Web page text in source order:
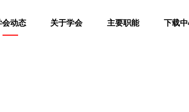
会动态 关于学会 主要职能 下载